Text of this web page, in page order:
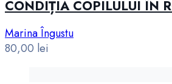
CONDIȚIA COPILULUI ÎN
Marina Îngustu
80,00 lei